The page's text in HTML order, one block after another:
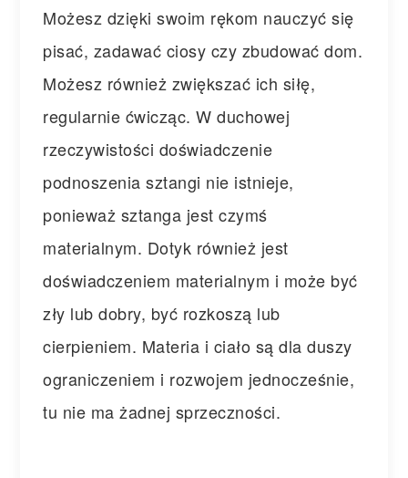
Możesz dzięki swoim rękom nauczyć się
pisać, zadawać ciosy czy zbudować dom.
Możesz również zwiększać ich siłę,
regularnie ćwicząc. W duchowej
rzeczywistości doświadczenie
podnoszenia sztangi nie istnieje,
ponieważ sztanga jest czymś
materialnym. Dotyk również jest
doświadczeniem materialnym i może być
zły lub dobry, być rozkoszą lub
cierpieniem. Materia i ciało są dla duszy
ograniczeniem i rozwojem jednocześnie,
tu nie ma żadnej sprzeczności.